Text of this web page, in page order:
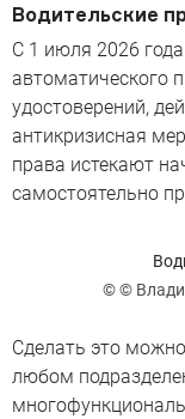
Водительские
С 1 июля 2026
автоматического
удостоверений,
антикризисная
права истекают
самостоятельно
© ©
Сделать это
любом